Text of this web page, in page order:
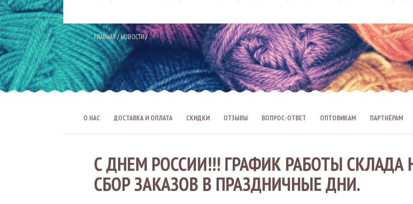
ГЛАВНАЯ/НОВОСТИ/
О НАС ДОСТАВКА И ОПЛАТА СКИДКИ ОТЗЫВЫ ВОПРОС-ОТВЕТ ОПТОВИКАМ ПАРТНЁРАМ
С ДНЕМ РОССИИ!!! ГРАФИК РАБОТЫ СКЛАДА
СБОР ЗАКАЗОВ В ПРАЗДНИЧНЫЕ ДНИ.